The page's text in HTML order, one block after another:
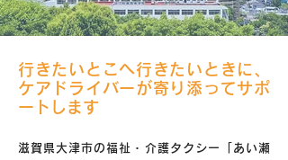
行きたいとこへ行きたいときに、
ケアドライバーが寄り添ってサポ
ートします
滋賀県大津市の福祉・介護タクシー「あい瀬